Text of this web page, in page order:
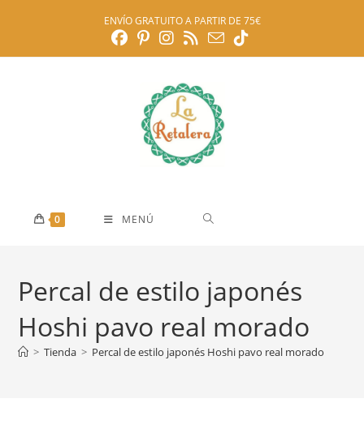
ENVÍO GRATUITO A PARTIR DE 75€
0 MENÚ
Percal de estilo japonés
Hoshi pavo real morado
> Tienda > Percal de estilo japonés Hoshi pavo real morado